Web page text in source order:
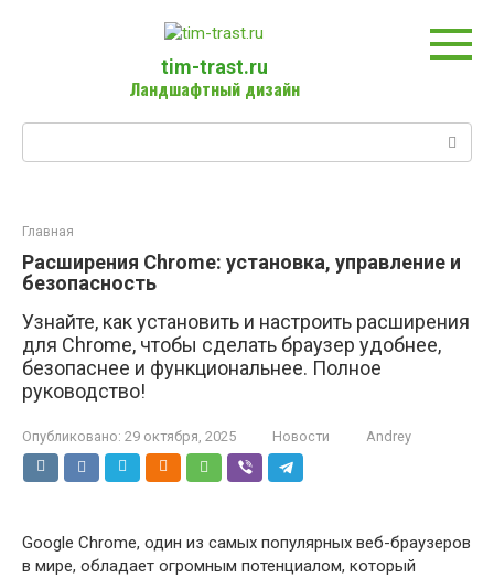
tim-trast.ru
Ландшафтный дизайн
Главная
Расширения Chrome: установка, управление и
безопасность
Узнайте, как установить и настроить расширения
для Chrome, чтобы сделать браузер удобнее,
безопаснее и функциональнее. Полное
руководство!
Опубликовано: 29 октября, 2025 Новости Andrey
Google Chrome, один из самых популярных веб-браузеров
в мире, обладает огромным потенциалом, который